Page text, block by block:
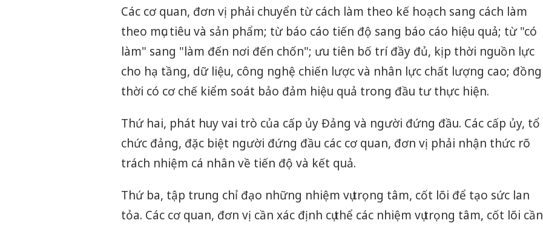
Các cơ quan, đơn vị phải chuyển từ cách làm theo kế hoạch sang cách làm
theo mục tiêu và sản phẩm; từ báo cáo tiến độ sang báo cáo hiệu quả; từ "có
làm" sang "làm đến nơi đến chốn"; ưu tiên bố trí đầy đủ, kịp thời nguồn lực
cho hạ tầng, dữ liệu, công nghệ chiến lược và nhân lực chất lượng cao; đồng
thời có cơ chế kiểm soát bảo đảm hiệu quả trong đầu tư thực hiện.
Thứ hai, phát huy vai trò của cấp ủy Đảng và người đứng đầu. Các cấp ủy, tổ
chức đảng, đặc biệt người đứng đầu các cơ quan, đơn vị phải nhận thức rõ
trách nhiệm cá nhân về tiến độ và kết quả.
Thứ ba, tập trung chỉ đạo những nhiệm vụ trọng tâm, cốt lõi để tạo sức lan
tỏa. Các cơ quan, đơn vị cần xác định cụ thể các nhiệm vụ trọng tâm, cốt lõi cần